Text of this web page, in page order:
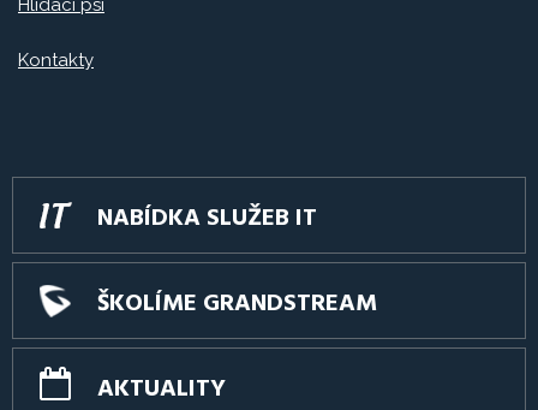
Hlídací psi
Kontakty
NABÍDKA SLUŽEB IT
ŠKOLÍME GRANDSTREAM
AKTUALITY